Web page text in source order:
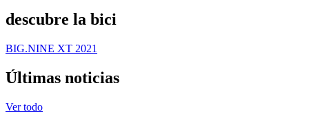
descubre la bici
BIG.NINE XT 2021
Últimas noticias
Ver todo